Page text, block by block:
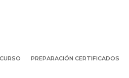
PREPARACIÓN CERTIFICADOS